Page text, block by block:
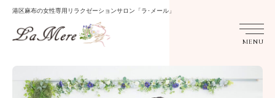
港区麻布の女性専用リラクゼーションサロン「ラ･メール」
MENU